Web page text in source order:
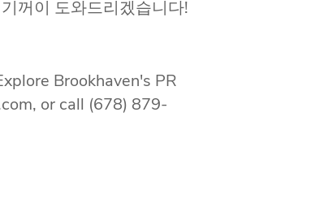
꺼이 도와드리겠습니다!
Brookhaven's PR
or call (678) 879-